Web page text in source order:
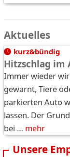
Aktuelles
kurz&bündig
Hitzschlag im
Immer wieder
gewarnt, Tiere
parkierten Auto
lassen. Der
bei … mehr
Unsere